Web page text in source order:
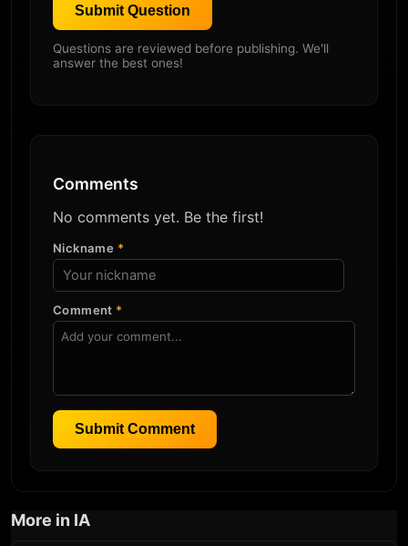
Submit Question
Questions are reviewed before publishing. We'll
answer the best ones!
Comments
No comments yet. Be the first!
Nickname *
Comment *
Submit Comment
More in IA